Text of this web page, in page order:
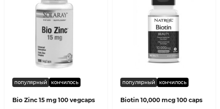
популярный кончилось
Bio Zinc 15 mg 100 vegcaps
популярный кончилось
Biotin 10,000 mcg 100 caps